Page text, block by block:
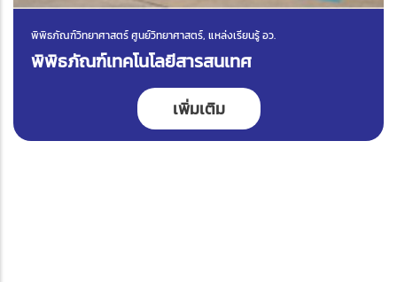
พิพิธภัณฑ์วิทยาศาสตร์ ศูนย์วิทยาศาสตร์, แหล่งเรียนรู้ อว.
พิพิธภัณฑ์เทคโนโลยีสารสนเทศ
เพิ่มเติม